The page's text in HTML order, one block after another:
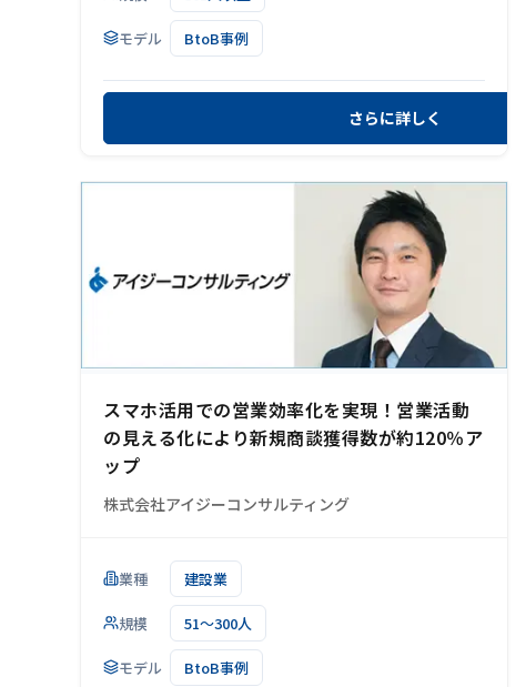
モデル BtoB事例
さらに詳しく
スマホ活用での営業効率化を実現！営業活動
の見える化により新規商談獲得数が約120％ア
ップ
株式会社アイジーコンサルティング
業種 建設業
規模 51～300人
モデル BtoB事例